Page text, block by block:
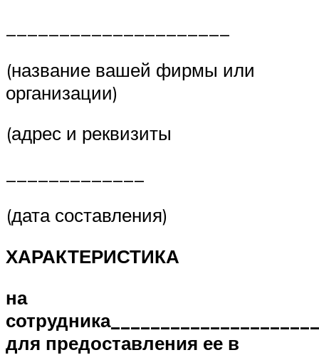
(название вашей фирмы или
организации)
(адрес и реквизиты
(дата составления)
ХАРАКТЕРИСТИКА
на
сотрудника_____________________
для предоставления ее в